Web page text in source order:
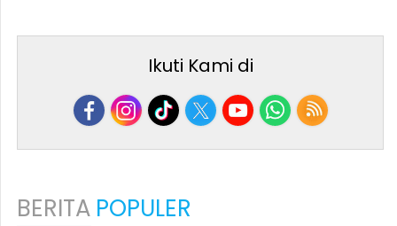
Ikuti Kami di
BERITA POPULER